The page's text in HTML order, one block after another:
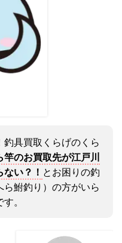
釣具買取くらげのくら
竿のお買取先が江戸川
い？！ とお困りの釣
ら鮒釣り）の方がいら
。